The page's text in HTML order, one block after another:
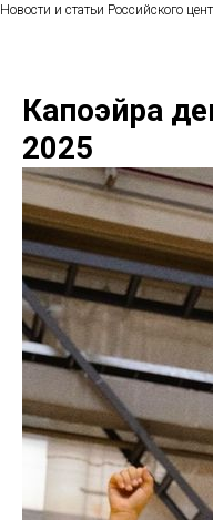
Новости и статьи Российского
Капоэйра
2025